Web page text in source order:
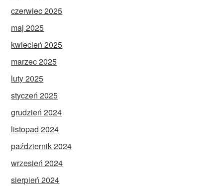
czerwiec 2025
maj 2025
kwiecień 2025
marzec 2025
luty 2025
styczeń 2025
grudzień 2024
listopad 2024
październik 2024
wrzesień 2024
sierpień 2024